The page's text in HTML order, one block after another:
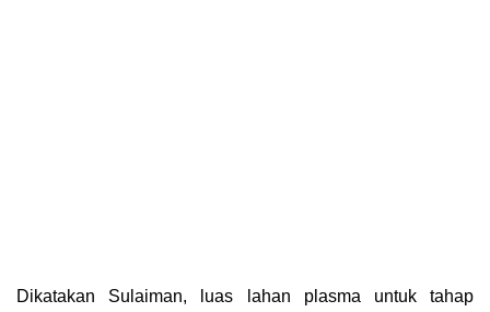
Dikatakan Sulaiman, luas lahan plasma untuk tahap